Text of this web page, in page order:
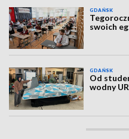
GDAŃSK
swoich
GDAŃSK
Od
wodny